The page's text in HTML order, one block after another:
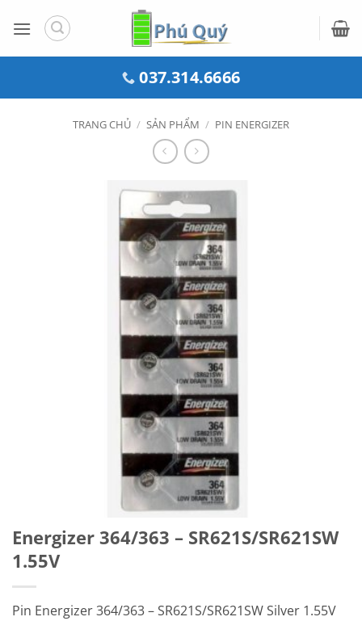
qua
037.314.6666
TRANG CHỦ / SẢN PHẨM / PIN ENERGIZER
Energizer 364/363 – SR621S/SR621SW
1.55V
Pin Energizer 364/363 – SR621S/SR621SW Silver 1.55V